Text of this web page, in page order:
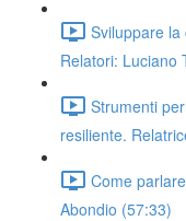
Sviluppare la
Relatori: Luciano
Strumenti
resiliente.
Come
Abondio (57:33)